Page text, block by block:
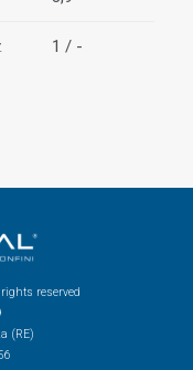
1 / -
reserved
(RE)